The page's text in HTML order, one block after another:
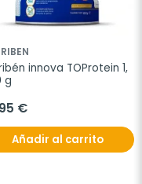
innova TOProtein 1,
g
€
Añadir al carrito